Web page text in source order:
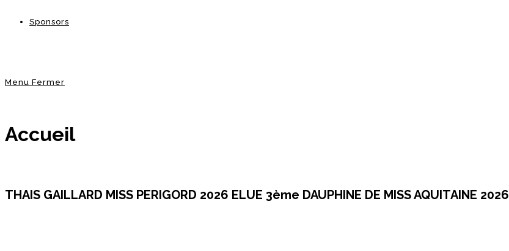
Sponsors
Menu Fermer
Accueil
THAIS GAILLARD MISS PERIGORD 2026 ELUE 3ème DAUPHINE DE MISS AQUITAINE 2026